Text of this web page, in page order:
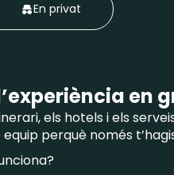
En privat
en
els hotels i els
perquè només